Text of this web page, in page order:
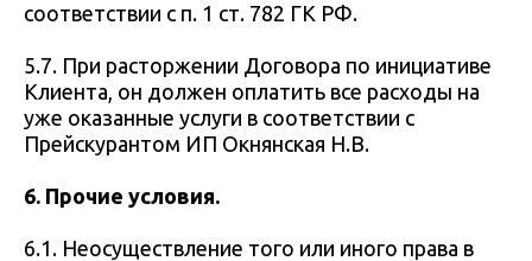
соответствии с п. 1 ст. 782 ГК РФ.
5.7. При расторжении Договора по инициативе
Клиента, он должен оплатить все расходы на
уже оказанные услуги в соответствии с
Прейскурантом ИП Окнянская Н.В.
6. Прочие условия.
6.1. Неосуществление того или иного права в